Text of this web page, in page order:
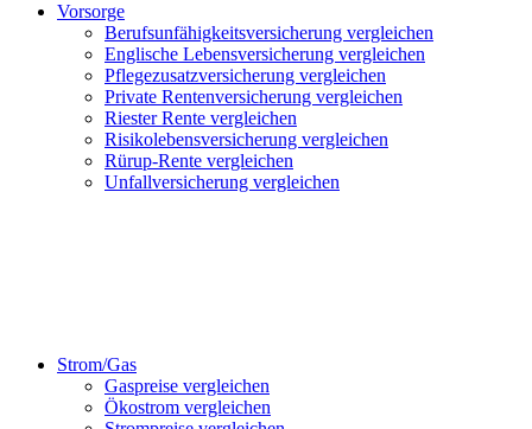
Vorsorge
Berufsunfähigkeitsversicherung vergleichen
Englische Lebensversicherung vergleichen
Pflegezusatzversicherung vergleichen
Private Rentenversicherung vergleichen
Riester Rente vergleichen
Risikolebensversicherung vergleichen
Rürup-Rente vergleichen
Unfallversicherung vergleichen
Strom/Gas
Gaspreise vergleichen
Ökostrom vergleichen